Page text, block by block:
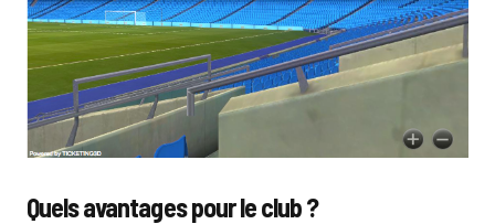
Quels avantages pour le club ?